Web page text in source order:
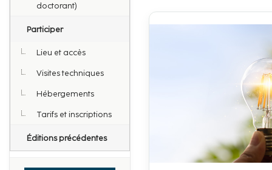
doctorant)
Participer
Lieu et accès
Visites techniques
Hébergements
Tarifs et inscriptions
Éditions précédentes